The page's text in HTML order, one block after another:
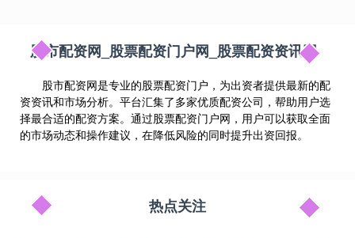
股市配资网_股票配资门户网_股票配资资讯网
股市配资网是专业的股票配资门户，为出资者提供最新的配
资资讯和市场分析。平台汇集了多家优质配资公司，帮助用户选
择最合适的配资方案。通过股票配资门户网，用户可以获取全面
的市场动态和操作建议，在降低风险的同时提升出资回报。
热点关注